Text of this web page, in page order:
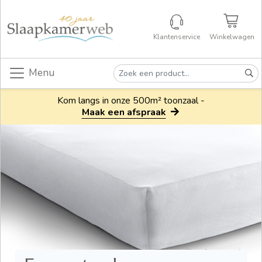
Klantenservice Winkelwagen
Menu
Kom langs in onze 500m² toonzaal -
Maak een afspraak